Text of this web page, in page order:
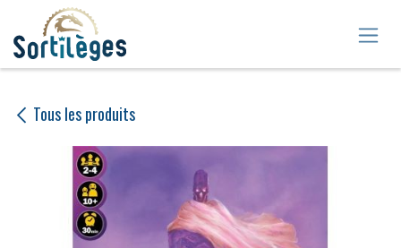
Se rendre au contenu
Tous les produits